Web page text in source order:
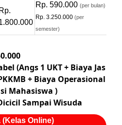
Rp.
Rp. 590.000 (per bulan)
Rp. 3.250.000 (per
semester)
(Angs 1 UKT + Biaya Jas
+ Biaya Operasional
Mahasiswa )
Sampai Wisuda
(Kelas Online)